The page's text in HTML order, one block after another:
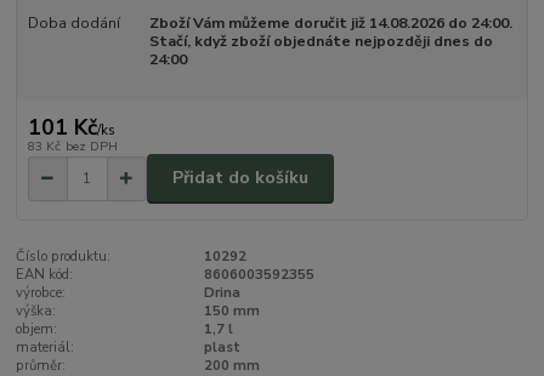
Doba dodání
Zboží Vám můžeme doručit již 14.08.2026 do 24:00.
Stačí, když zboží objednáte nejpozději dnes do
24:00
101 Kč/ks
83 Kč bez DPH
Přidat do košíku
Číslo produktu:
10292
EAN kód:
8606003592355
výrobce:
Drina
výška:
150 mm
objem:
1,7 l
materiál:
plast
průměr:
200 mm